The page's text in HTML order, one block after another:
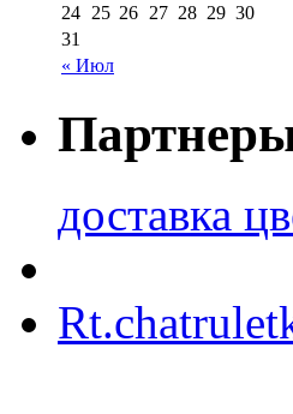
« Июл
24 25 26 27 28 29 30
31
доставка